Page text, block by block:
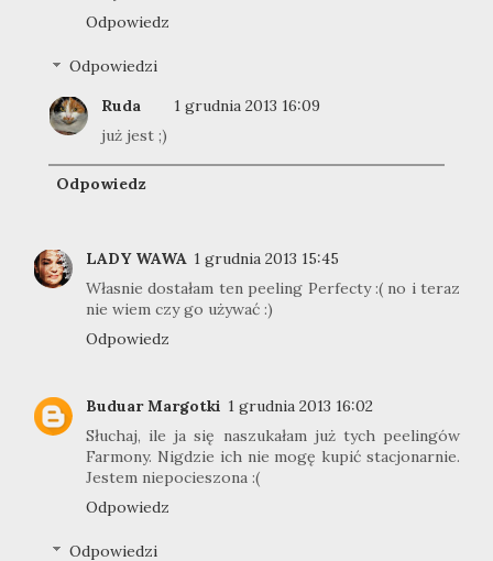
Odpowiedz
Odpowiedzi
Ruda
1 grudnia 2013 16:09
już jest ;)
Odpowiedz
LADY WAWA 1 grudnia 2013 15:45
Własnie dostałam ten peeling Perfecty :( no i teraz
nie wiem czy go używać :)
Odpowiedz
Buduar Margotki 1 grudnia 2013 16:02
Słuchaj, ile ja się naszukałam już tych peelingów
Farmony. Nigdzie ich nie mogę kupić stacjonarnie.
Jestem niepocieszona :(
Odpowiedz
Odpowiedzi